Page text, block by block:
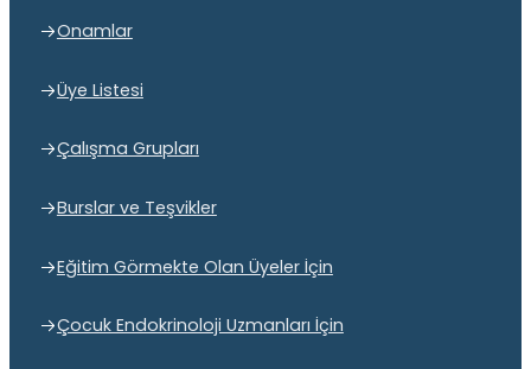
Onamlar
Üye Listesi
Çalışma Grupları
Burslar ve Teşvikler
Eğitim Görmekte Olan Üyeler İçin
Çocuk Endokrinoloji Uzmanları İçin